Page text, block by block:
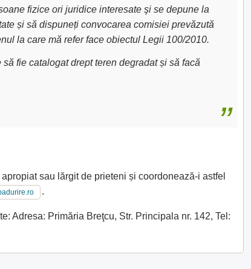
fizice ori juridice interesate şi se depune la
și să dispuneți convocarea comisiei prevăzută
la care mă refer face obiectul Legii 100/2010.
fie catalogat drept teren degradat și să facă
sau lărgit de prieteni și coordonează-i astfel
.
Adresa: Primăria Breţcu, Str. Principala nr. 142, Tel: